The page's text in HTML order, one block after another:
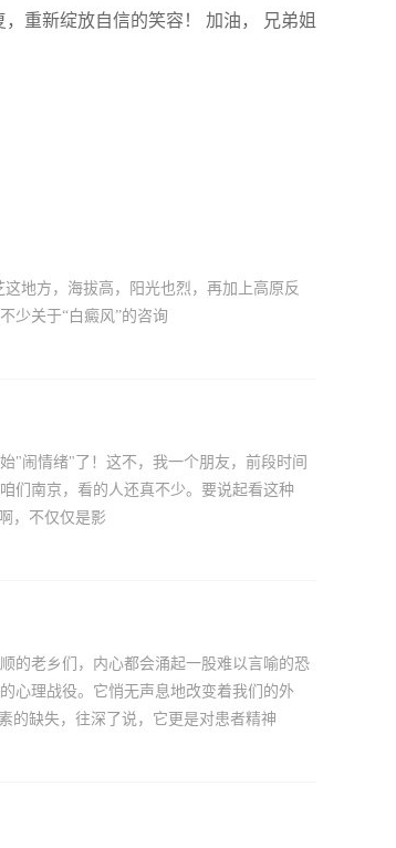
重新绽放自信的笑容！ 加油， 兄弟姐
地方，海拔高，阳光也烈，再加上高原反
少关于“白癜风”的咨询
"闹情绪"了！这不，我一个朋友，前段时间
们南京，看的人还真不少。要说起看这种
，不仅仅是影
的老乡们，内心都会涌起一股难以言喻的恐
心理战役。它悄无声息地改变着我们的外
的缺失，往深了说，它更是对患者精神